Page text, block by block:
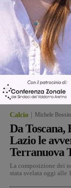
Calcio Michele
Da
Lazio le
Terranuova
La composizione dei
stata svelata oggi alle